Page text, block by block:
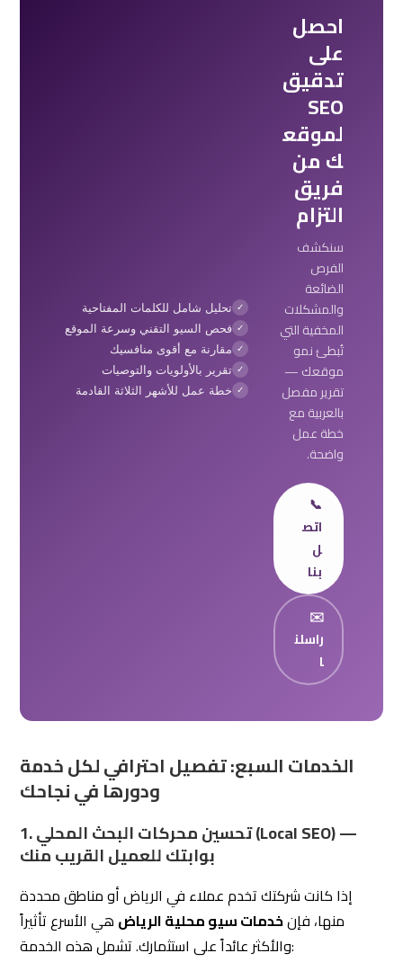
احصل
على
تدقيق
SEO
لموقع
ك من
فريق
التزام
سنكشف
الفرص
الضائعة
والمشكلات
المخفية التي
تُبطئ نمو
موقعك —
تقرير مفصل
بالعربية مع
خطة عمل
واضحة.
📞
اتص
ل
بنا
✉️
راسلن
ا
✓ تحليل شامل للكلمات المفتاحية
✓ فحص السيو التقني وسرعة الموقع
✓ مقارنة مع أقوى منافسيك
✓ تقرير بالأولويات والتوصيات
✓ خطة عمل للأشهر الثلاثة القادمة
الخدمات السبع: تفصيل احترافي لكل خدمة
ودورها في نجاحك
1. تحسين محركات البحث المحلي (Local SEO) —
بوابتك للعميل القريب منك
إذا كانت شركتك تخدم عملاء في الرياض أو مناطق محددة
منها، فإنخدمات سيو محلية الرياض هي الأسرع تأثيراً
والأكثر عائداً على استثمارك. تشمل هذه الخدمة: